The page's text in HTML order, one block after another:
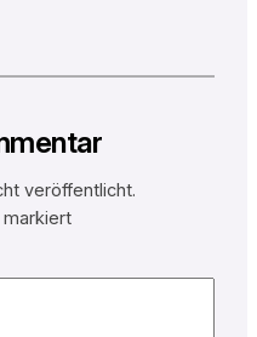
veröffentlicht.